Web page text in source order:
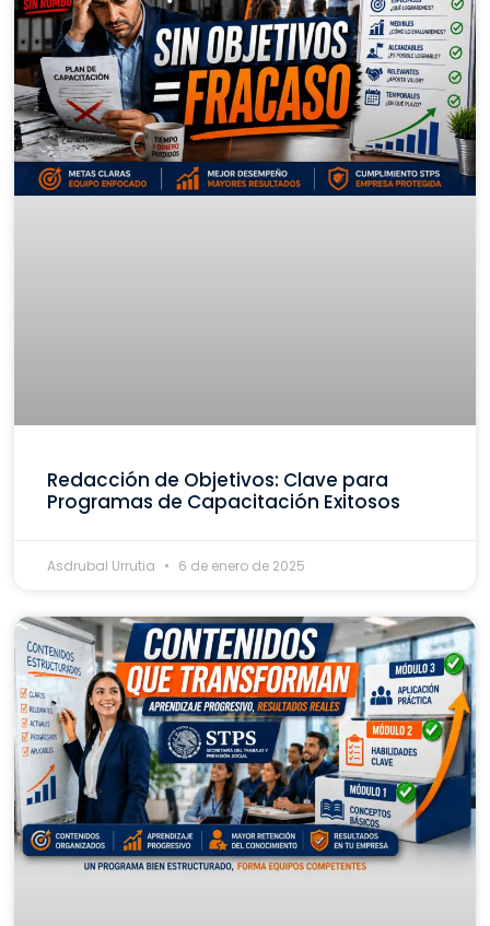
Redacción de Objetivos: Clave para
Programas de Capacitación Exitosos
Asdrubal Urrutia 6 de enero de 2025